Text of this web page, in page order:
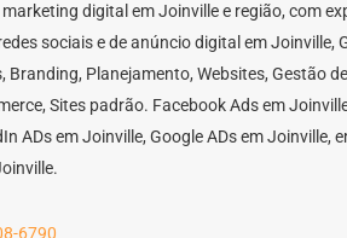
digital em Joinville e região, com
sociais e de anúncio digital em Joinville,
Branding, Planejamento, Websites, Gestão
Sites padrão. Facebook Ads em
ADs em Joinville, Google ADs em Joinville,
6790